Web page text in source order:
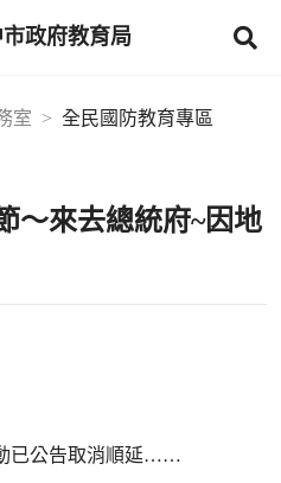
政府教育局
室 全民國防教育專區
～來去總統府~因地
已公告取消順延……